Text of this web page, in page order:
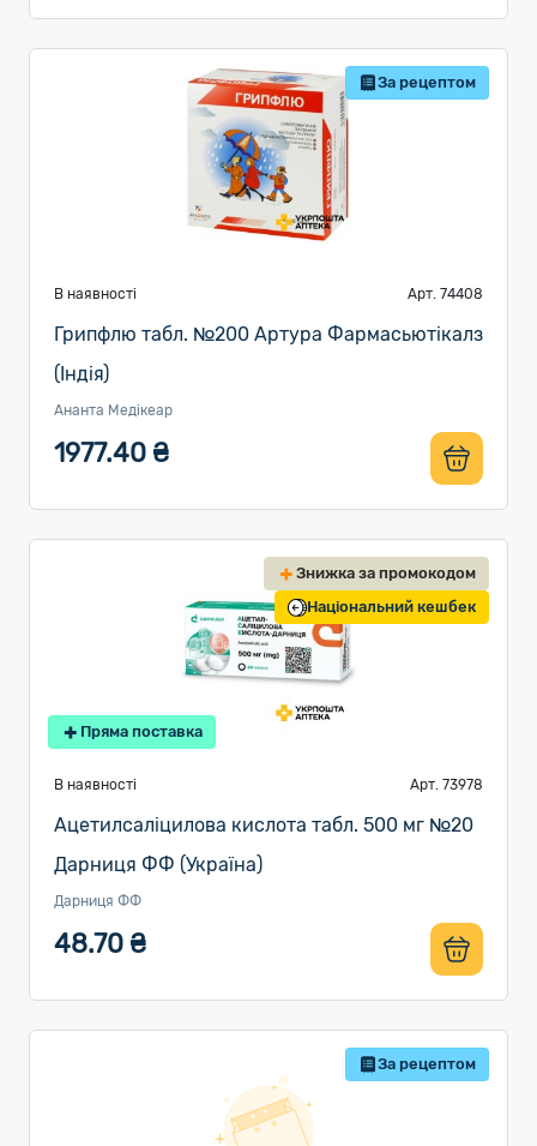
За рецептом
В наявності Арт. 74408
Грипфлю табл. №200 Артура Фармасьютікалз
(Індія)
Ананта Медікеар
1977.40 ₴
Знижка за промокодом
Національний кешбек
Пряма поставка
В наявності Арт. 73978
Ацетилсаліцилова кислота табл. 500 мг №20
Дарниця ФФ (Україна)
Дарниця ФФ
48.70 ₴
За рецептом